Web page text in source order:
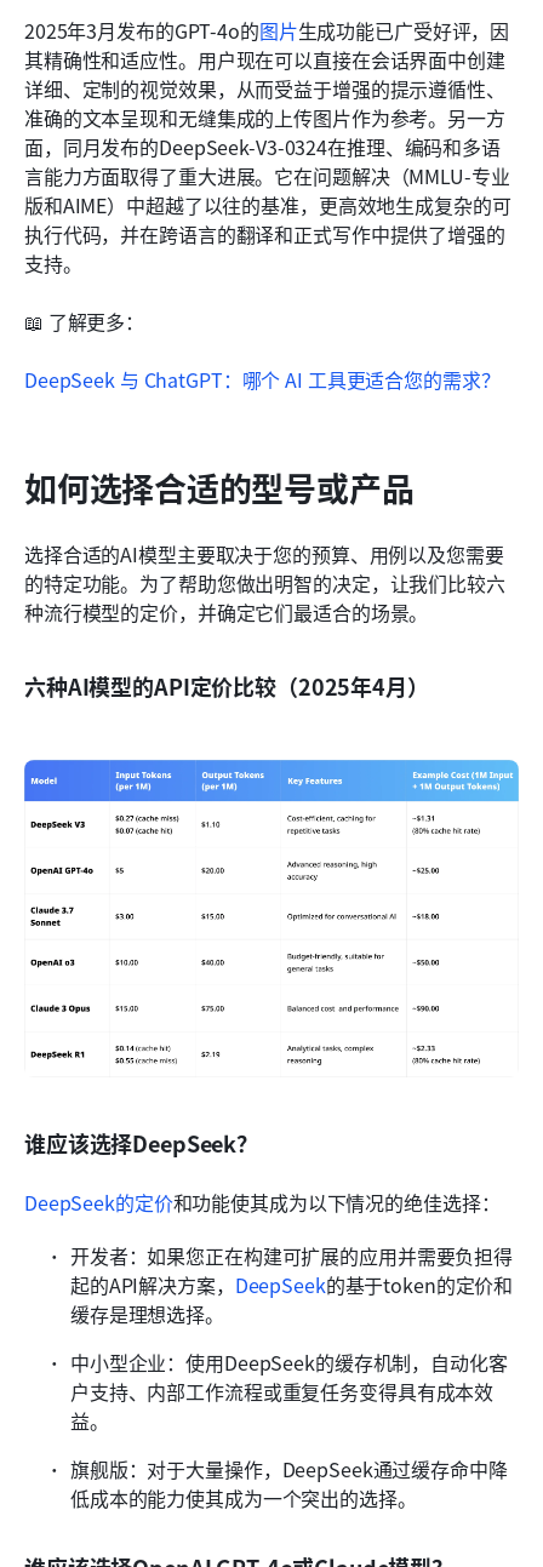
2025年3月发布的GPT-4o的图片生成功能已广受好评，因
其精确性和适应性。用户现在可以直接在会话界面中创建
详细、定制的视觉效果，从而受益于增强的提示遵循性、
准确的文本呈现和无缝集成的上传图片作为参考。另一方
面，同月发布的DeepSeek-V3-0324在推理、编码和多语
言能力方面取得了重大进展。它在问题解决（MMLU-专业
版和AIME）中超越了以往的基准，更高效地生成复杂的可
执行代码，并在跨语言的翻译和正式写作中提供了增强的
支持。
📖 了解更多：
DeepSeek 与 ChatGPT：哪个 AI 工具更适合您的需求？
如何选择合适的型号或产品
选择合适的AI模型主要取决于您的预算、用例以及您需要
的特定功能。为了帮助您做出明智的决定，让我们比较六
种流行模型的定价，并确定它们最适合的场景。
六种AI模型的API定价比较（2025年4月）
谁应该选择DeepSeek？
DeepSeek的定价和功能使其成为以下情况的绝佳选择：
开发者：如果您正在构建可扩展的应用并需要负担得
起的API解决方案， DeepSeek的基于token的定价和
缓存是理想选择。
中小型企业：使用DeepSeek的缓存机制，自动化客
户支持、内部工作流程或重复任务变得具有成本效
益。
旗舰版：对于大量操作，DeepSeek通过缓存命中降
低成本的能力使其成为一个突出的选择。